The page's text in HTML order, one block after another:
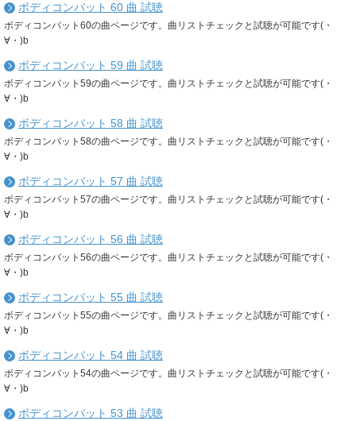
ボディコンバット 60 曲 試聴
ボディコンバット60の曲ページです。曲リストチェックと試聴が可能です(・
∀・)b
ボディコンバット 59 曲 試聴
ボディコンバット59の曲ページです。曲リストチェックと試聴が可能です(・
∀・)b
ボディコンバット 58 曲 試聴
ボディコンバット58の曲ページです。曲リストチェックと試聴が可能です(・
∀・)b
ボディコンバット 57 曲 試聴
ボディコンバット57の曲ページです。曲リストチェックと試聴が可能です(・
∀・)b
ボディコンバット 56 曲 試聴
ボディコンバット56の曲ページです。曲リストチェックと試聴が可能です(・
∀・)b
ボディコンバット 55 曲 試聴
ボディコンバット55の曲ページです。曲リストチェックと試聴が可能です(・
∀・)b
ボディコンバット 54 曲 試聴
ボディコンバット54の曲ページです。曲リストチェックと試聴が可能です(・
∀・)b
ボディコンバット 53 曲 試聴